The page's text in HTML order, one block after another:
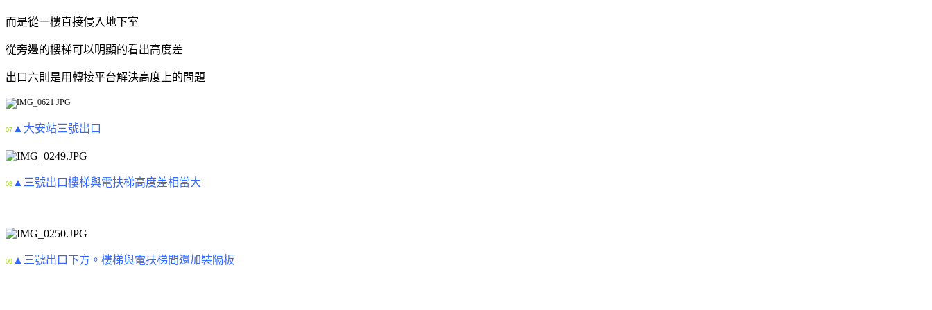
而是從一樓直接侵入地下室
從旁邊的樓梯可以明顯的看出高度差
出口六則是用轉接平台解決高度上的問題
07 ▲大安站三號出口
08 ▲三號出口樓梯與電扶梯高度差相當大
09 ▲三號出口下方。樓梯與電扶梯間還加裝隔板